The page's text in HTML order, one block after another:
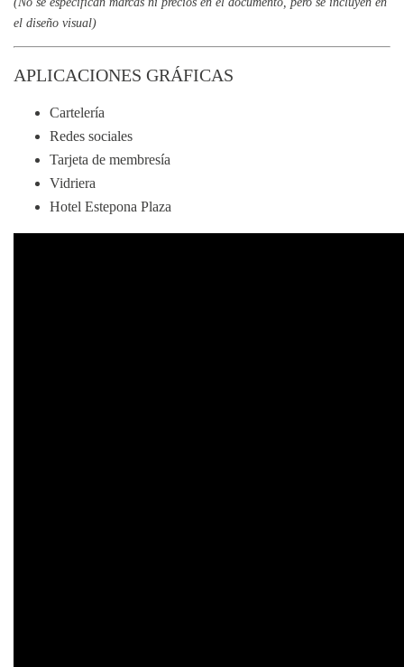
el diseño visual)
APLICACIONES GRÁFICAS
Cartelería
Redes sociales
Tarjeta de membresía
Vidriera
Hotel Estepona Plaza